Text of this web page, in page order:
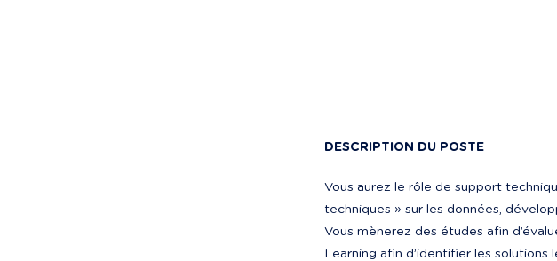
DESCRIPTION DU POSTE
Vous aurez le rôle de support
techniques » sur les données,
Vous mènerez des études afin
Learning afin d’identifier les solutions